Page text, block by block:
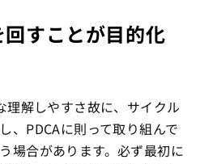
すことが目的化
理解しやすさ故に、サイクル
、PDCAに則って取り組んで
場合があります。必ず最初に